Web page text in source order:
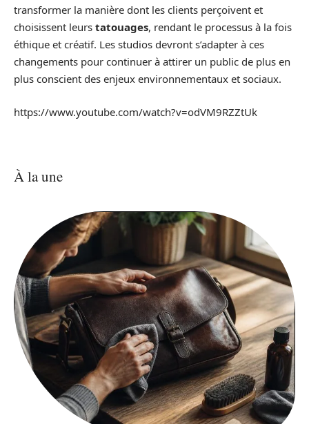
transformer la manière dont les clients perçoivent et
choisissent leurs tatouages, rendant le processus à la fois
éthique et créatif. Les studios devront s’adapter à ces
changements pour continuer à attirer un public de plus en
plus conscient des enjeux environnementaux et sociaux.
https://www.youtube.com/watch?v=odVM9RZZtUk
À la une